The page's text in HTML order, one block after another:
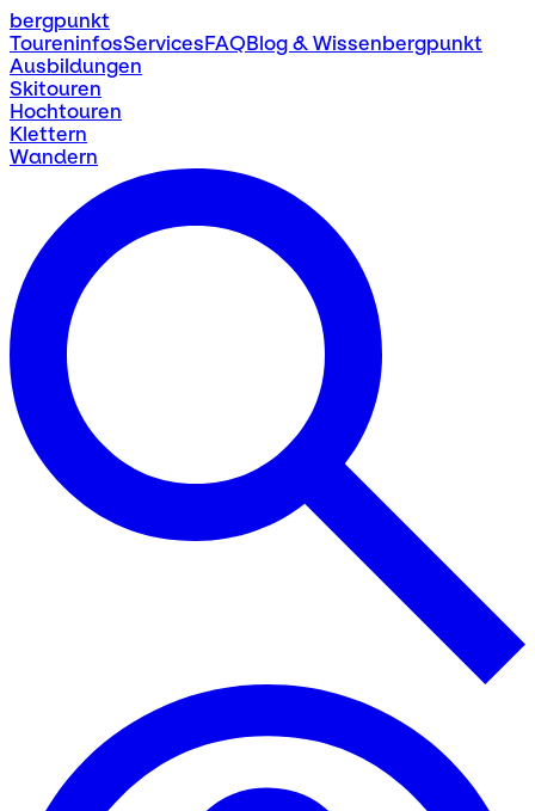
bergpunkt
ToureninfosServicesFAQBlog & Wissenbergpunkt
Ausbildungen
Skitouren
Hochtouren
Klettern
Wandern